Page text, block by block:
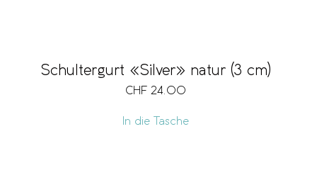
Schultergurt «Silver» natur (3 cm)
CHF 24.00
In die Tasche